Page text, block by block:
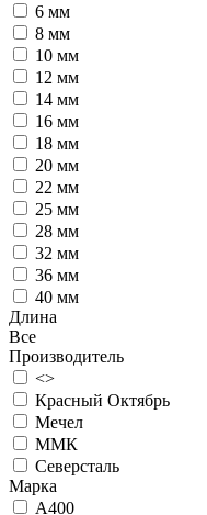
6 мм
8 мм
10 мм
12 мм
14 мм
16 мм
18 мм
20 мм
22 мм
25 мм
28 мм
32 мм
36 мм
40 мм
Длина
Все
Производитель
<>
Красный Октябрь
Мечел
ММК
Северсталь
Марка
А400